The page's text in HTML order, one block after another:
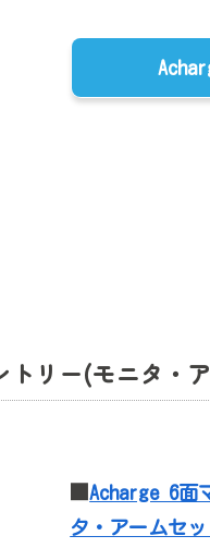
リー(モニタ・
Acharge 6面
タ・アームセ